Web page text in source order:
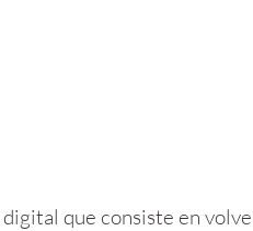
que consiste en